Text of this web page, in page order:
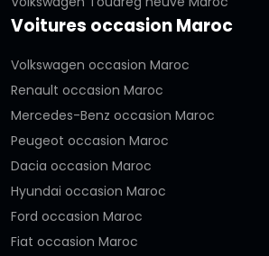
Voitures occasion Maroc
Volkswagen occasion Maroc
Renault occasion Maroc
Mercedes-Benz occasion Maroc
Peugeot occasion Maroc
Dacia occasion Maroc
Hyundai occasion Maroc
Ford occasion Maroc
Fiat occasion Maroc